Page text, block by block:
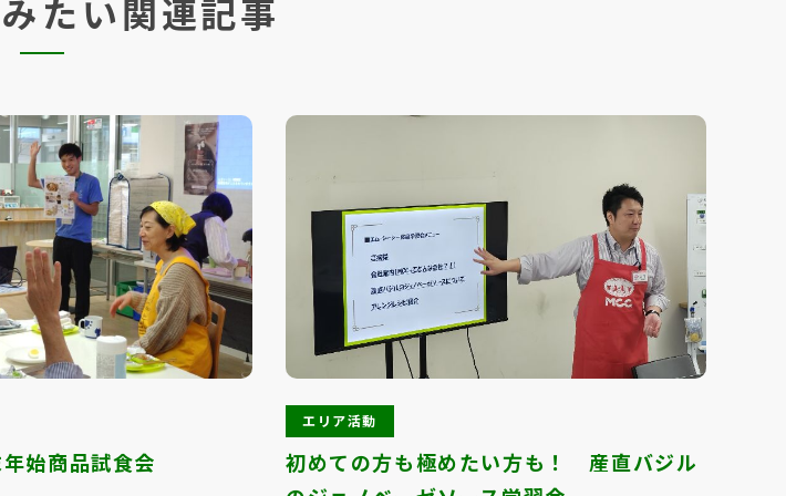
たい関連記事
始商品試食会
エリア活動
初めての方も極めたい方も！ 産直バジル